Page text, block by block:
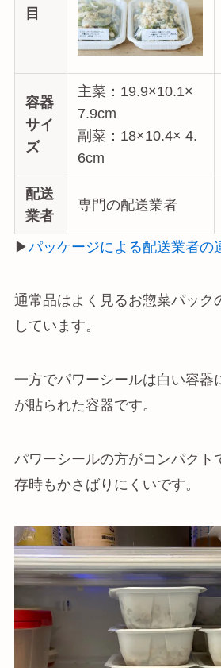
目
容器
サイ
ズ
主菜：19.9×10.1×
7.9cm
副菜：18×10.4× 4.
6cm
配送
業者
専門の配送業者
▶パッケージによる配送業者の
通常品はよく見るお惣菜パック
しています。
一方でパワーシールは白い容器
が貼られた容器です。
パワーシールの方がコンパクト
存時もかさばりにくいです。